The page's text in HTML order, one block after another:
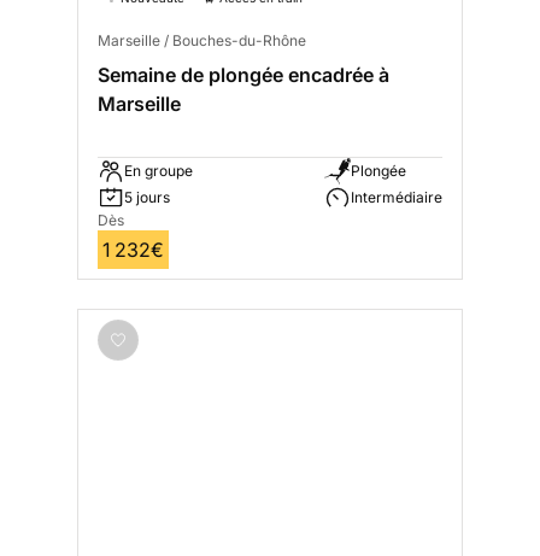
Marseille / Bouches-du-Rhône
Semaine de plongée encadrée à
Marseille
En groupe
5 jours
Plongée
Intermédiaire
Dès
1 232€